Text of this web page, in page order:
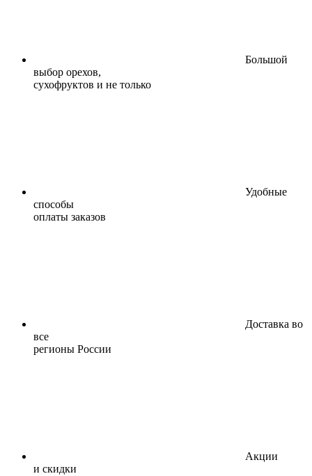
Большой
выбор орехов,
сухофруктов и не только
Удобные
способы
оплаты заказов
Доставка во
все
регионы России
Акции
и скидки